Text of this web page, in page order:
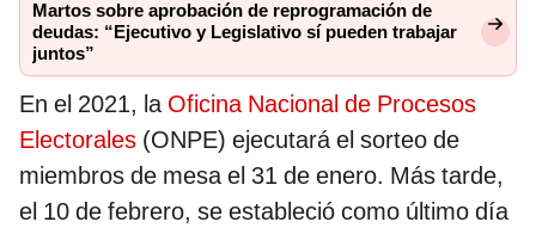
Martos sobre aprobación de reprogramación de
deudas: “Ejecutivo y Legislativo sí pueden trabajar
juntos”
En el 2021, la Oficina Nacional de Procesos
Electorales (ONPE) ejecutará el sorteo de
miembros de mesa el 31 de enero. Más tarde,
el 10 de febrero, se estableció como último día